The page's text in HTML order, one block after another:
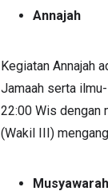
Annajah
Kegiatan Annajah
Jamaah serta
22:00 Wis dengan
(Wakil III)
Musyawarah